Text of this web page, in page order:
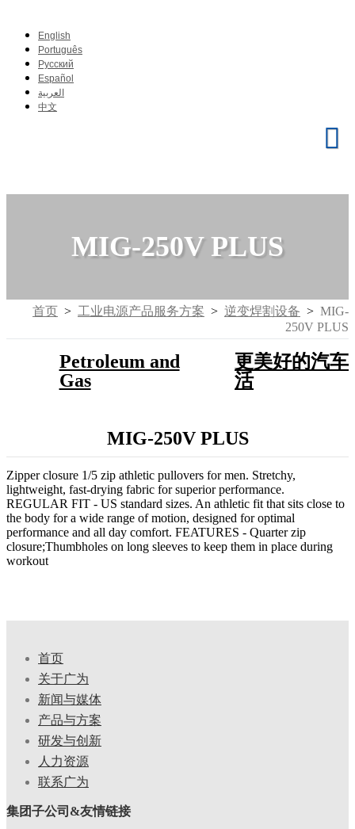
English
Português
Pусский
Español
العربية
中文
MIG-250V PLUS
首页 > 工业电源产品服务方案 > 逆变焊割设备 > MIG-
250V PLUS
Petroleum and
Gas
更美好的汽车
活
MIG-250V PLUS
Zipper closure 1/5 zip athletic pullovers for men. Stretchy,
lightweight, fast-drying fabric for superior performance.
REGULAR FIT - US standard sizes. An athletic fit that sits close to
the body for a wide range of motion, designed for optimal
performance and all day comfort. FEATURES - Quarter zip
closure;Thumbholes on long sleeves to keep them in place during
workout
首页
关于广为
新闻与媒体
产品与方案
研发与创新
人力资源
联系广为
集团子公司&友情链接